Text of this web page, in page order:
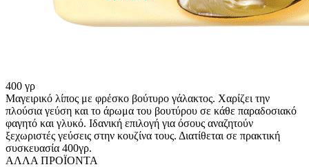
400 γρ
Μαγειρικό λίπος με φρέσκο βούτυρο γάλακτος. Χαρίζει την
πλούσια γεύση και το άρωμα του βουτύρου σε κάθε παραδοσιακό
φαγητό και γλυκό. Ιδανική επιλογή για όσους αναζητούν
ξεχωριστές γεύσεις στην κουζίνα τους. Διατίθεται σε πρακτική
συσκευασία 400γρ.
ΑΛΛΑ ΠΡΟΪΟΝΤΑ